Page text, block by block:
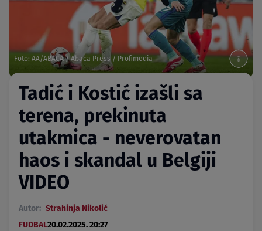
Foto: AA/ABACA / Abaca Press / Profimedia
Tadić i Kostić izašli sa
terena, prekinuta
utakmica - neverovatan
haos i skandal u Belgiji
VIDEO
Autor: Strahinja Nikolić
FUDBAL20.02.2025. 20:27